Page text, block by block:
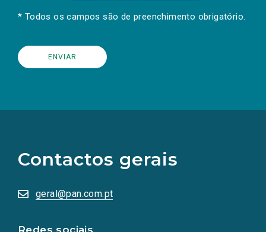
* Todos os campos são de preenchimento obrigatório.
Contactos gerais
geral@pan.com.pt
Redes sociais
redes
sociais
numa
nova